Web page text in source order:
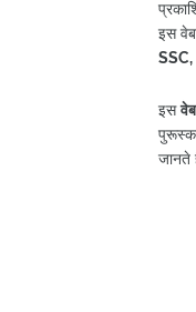
इस
इस
जानते